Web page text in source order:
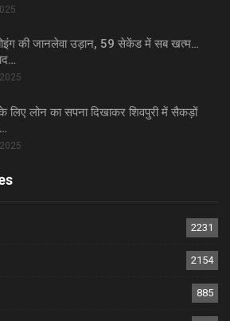
की जानलेवा उड़ान, 59 सेकेंड में सब खत्म…
लिए लोन का सपना दिखाकर शिवपुरी में सैकड़ों
2231
2154
885